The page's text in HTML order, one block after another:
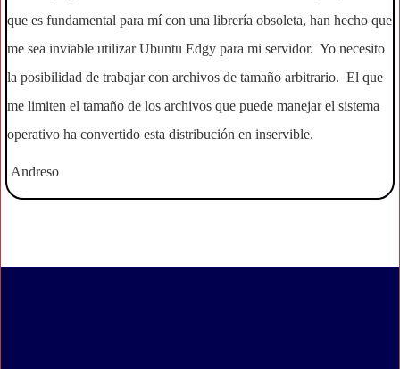
que es fundamental para mí con una librería obsoleta, han hecho que
me sea inviable utilizar Ubuntu Edgy para mi servidor. Yo necesito
la posibilidad de trabajar con archivos de tamaño arbitrario. El que
me limiten el tamaño de los archivos que puede manejar el sistema
operativo ha convertido esta distribución en inservible.
Andreso